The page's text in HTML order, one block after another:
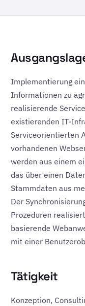
Implementierung
Informationen zu
realisierende
existierenden IT-
Serviceorientierten
vorhandenen
werden aus einem
das über einen
Stammdaten aus
Der
Prozeduren
basierende
mit einer
Tätigkeit
Konzeption,